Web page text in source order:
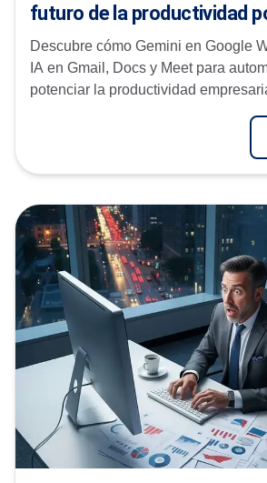
futuro de la productividad
por IA
Descubre cómo Gemini en Google
IA en Gmail, Docs y Meet para
potenciar la productividad